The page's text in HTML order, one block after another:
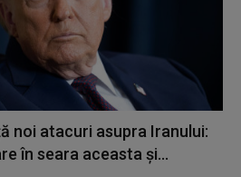
noi atacuri asupra Iranului:
în seara aceasta și...